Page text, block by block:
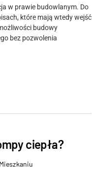
w prawie budowlanym. Do
które mają wtedy wejść
budowy
bez pozwolenia
ciepła?